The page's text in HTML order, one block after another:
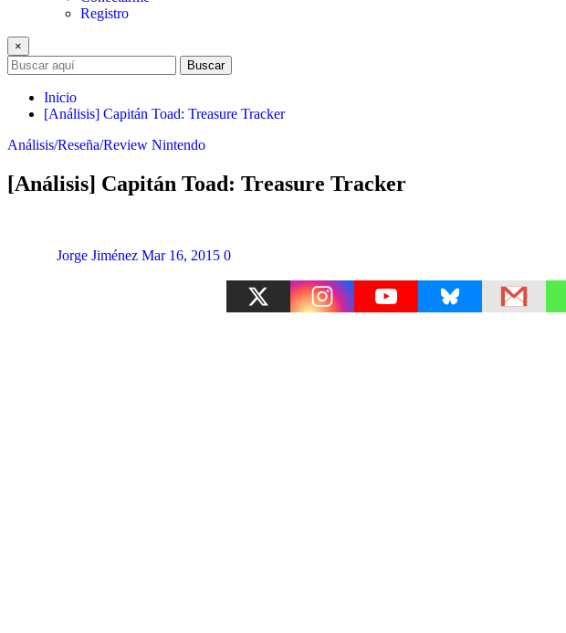
Registro
×
Buscar
Inicio
[Análisis] Capitán Toad: Treasure Tracker
Análisis/Reseña/Review Nintendo
[Análisis] Capitán Toad: Treasure Tracker
Jorge Jiménez Mar 16, 2015 0